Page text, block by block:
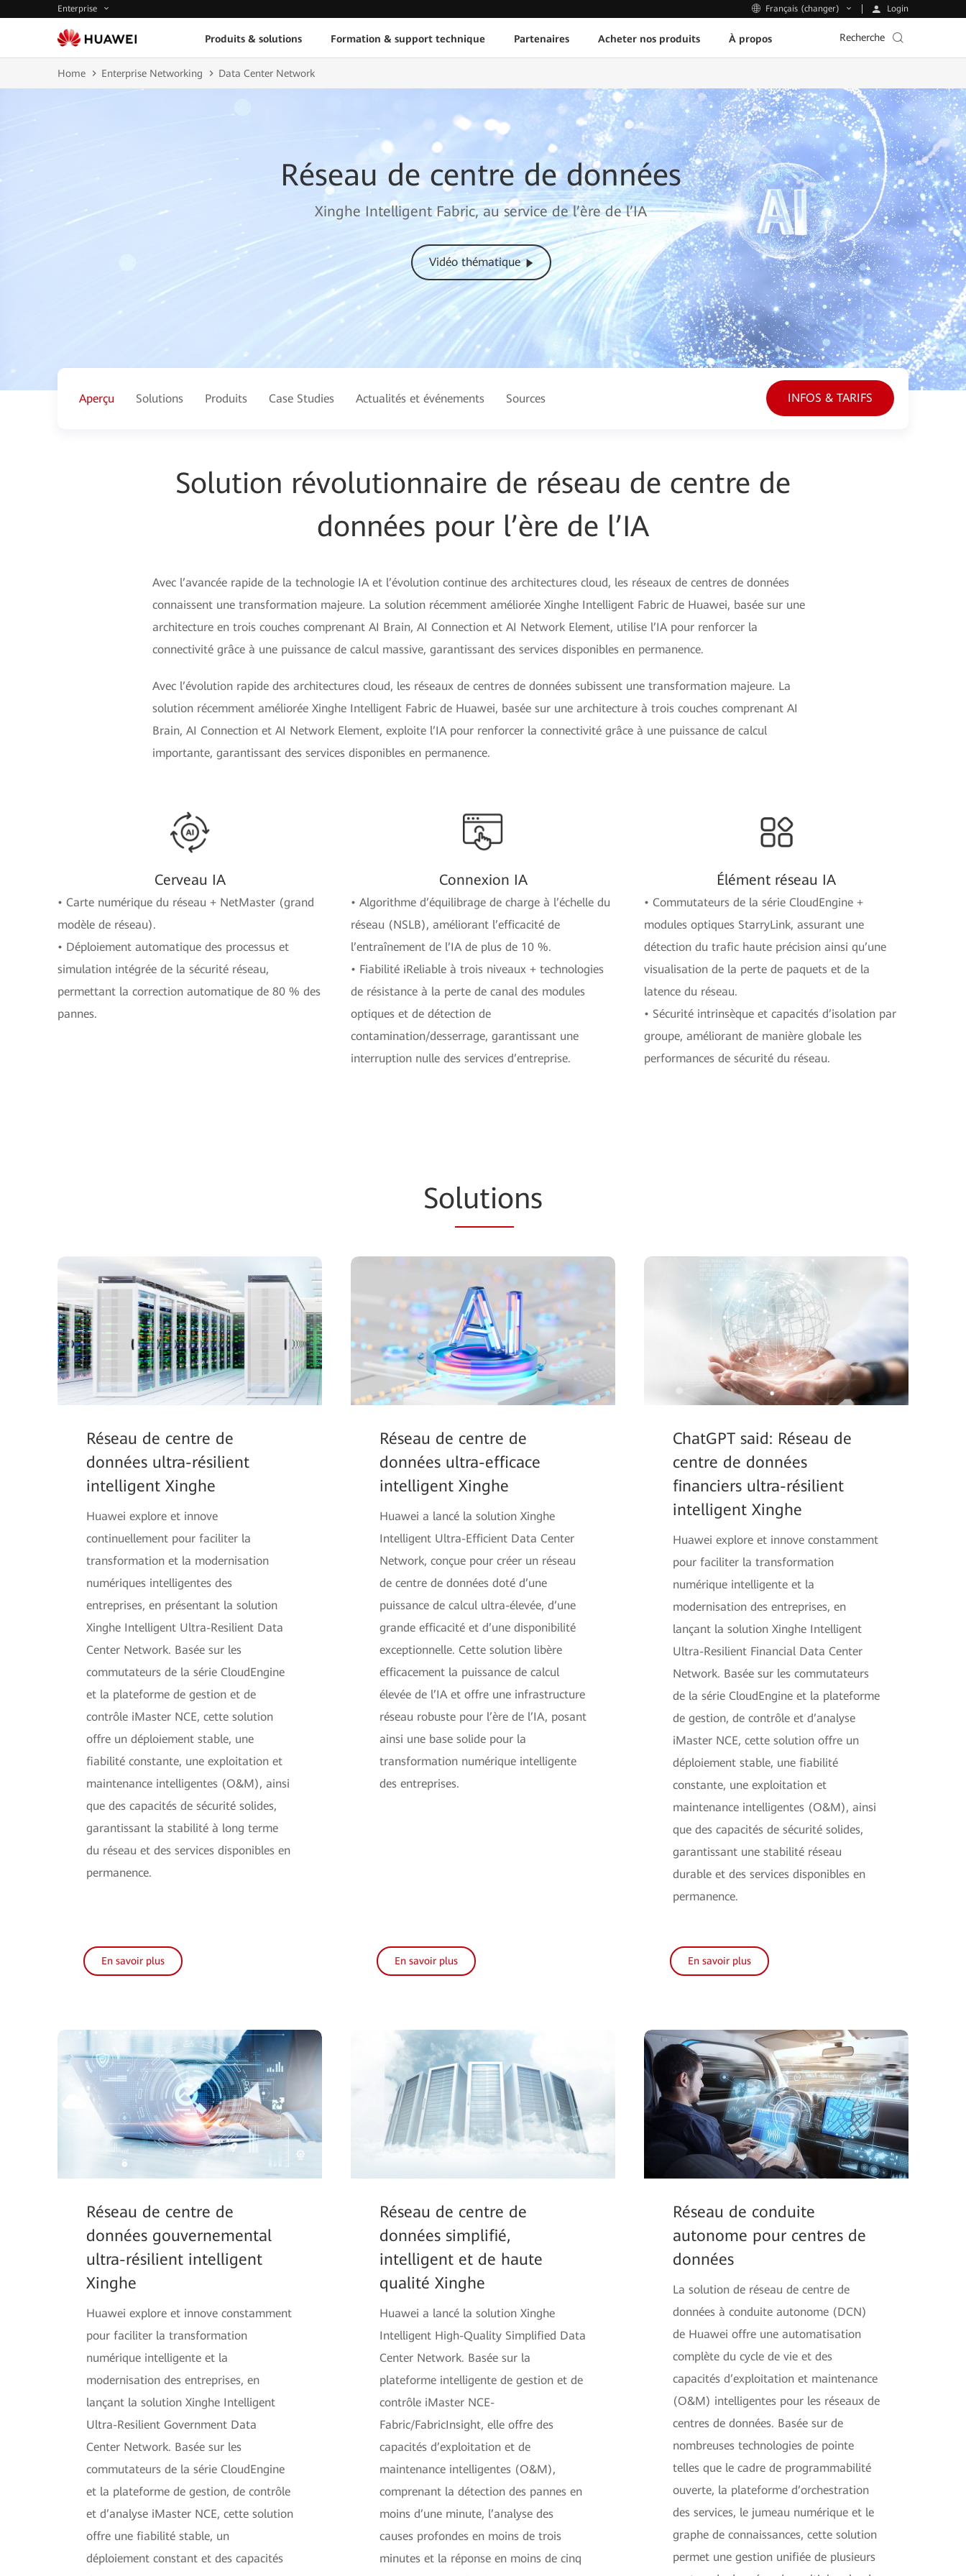
Enterprise Français (changer) Login
Produits & solutions Formation & support technique Partenaires Acheter nos produits À propos Recherche
Home Enterprise Networking Data Center Network
Réseau de centre de données
Xinghe Intelligent Fabric, au service de l’ère de l’IA
Vidéo thématique
Aperçu Solutions Produits Case Studies Actualités et événements Sources INFOS & TARIFS
Solution révolutionnaire de réseau de centre de
données pour l’ère de l’IA
Avec l’avancée rapide de la technologie IA et l’évolution continue des architectures cloud, les réseaux de centres de données
connaissent une transformation majeure. La solution récemment améliorée Xinghe Intelligent Fabric de Huawei, basée sur une
architecture en trois couches comprenant AI Brain, AI Connection et AI Network Element, utilise l’IA pour renforcer la
connectivité grâce à une puissance de calcul massive, garantissant des services disponibles en permanence.
Avec l’évolution rapide des architectures cloud, les réseaux de centres de données subissent une transformation majeure. La
solution récemment améliorée Xinghe Intelligent Fabric de Huawei, basée sur une architecture à trois couches comprenant AI
Brain, AI Connection et AI Network Element, exploite l’IA pour renforcer la connectivité grâce à une puissance de calcul
importante, garantissant des services disponibles en permanence.
Cerveau IA
• Carte numérique du réseau + NetMaster (grand
modèle de réseau).
• Déploiement automatique des processus et
simulation intégrée de la sécurité réseau,
permettant la correction automatique de 80 % des
pannes.
Connexion IA
• Algorithme d’équilibrage de charge à l’échelle du
réseau (NSLB), améliorant l’efficacité de
l’entraînement de l’IA de plus de 10 %.
• Fiabilité iReliable à trois niveaux + technologies
de résistance à la perte de canal des modules
optiques et de détection de
contamination/desserrage, garantissant une
interruption nulle des services d’entreprise.
Élément réseau IA
• Commutateurs de la série CloudEngine +
modules optiques StarryLink, assurant une
détection du trafic haute précision ainsi qu’une
visualisation de la perte de paquets et de la
latence du réseau.
• Sécurité intrinsèque et capacités d’isolation par
groupe, améliorant de manière globale les
performances de sécurité du réseau.
Solutions
Réseau de centre de
données ultra-résilient
intelligent Xinghe
Huawei explore et innove
continuellement pour faciliter la
transformation et la modernisation
numériques intelligentes des
entreprises, en présentant la solution
Xinghe Intelligent Ultra-Resilient Data
Center Network. Basée sur les
commutateurs de la série CloudEngine
et la plateforme de gestion et de
contrôle iMaster NCE, cette solution
offre un déploiement stable, une
fiabilité constante, une exploitation et
maintenance intelligentes (O&M), ainsi
que des capacités de sécurité solides,
garantissant la stabilité à long terme
du réseau et des services disponibles en
permanence.
En savoir plus
Réseau de centre de
données ultra-efficace
intelligent Xinghe
Huawei a lancé la solution Xinghe
Intelligent Ultra-Efficient Data Center
Network, conçue pour créer un réseau
de centre de données doté d’une
puissance de calcul ultra-élevée, d’une
grande efficacité et d’une disponibilité
exceptionnelle. Cette solution libère
efficacement la puissance de calcul
élevée de l’IA et offre une infrastructure
réseau robuste pour l’ère de l’IA, posant
ainsi une base solide pour la
transformation numérique intelligente
des entreprises.
En savoir plus
ChatGPT said: Réseau de
centre de données
financiers ultra-résilient
intelligent Xinghe
Huawei explore et innove constamment
pour faciliter la transformation
numérique intelligente et la
modernisation des entreprises, en
lançant la solution Xinghe Intelligent
Ultra-Resilient Financial Data Center
Network. Basée sur les commutateurs
de la série CloudEngine et la plateforme
de gestion, de contrôle et d’analyse
iMaster NCE, cette solution offre un
déploiement stable, une fiabilité
constante, une exploitation et
maintenance intelligentes (O&M), ainsi
que des capacités de sécurité solides,
garantissant une stabilité réseau
durable et des services disponibles en
permanence.
En savoir plus
Réseau de centre de
données gouvernemental
ultra-résilient intelligent
Xinghe
Huawei explore et innove constamment
pour faciliter la transformation
numérique intelligente et la
modernisation des entreprises, en
lançant la solution Xinghe Intelligent
Ultra-Resilient Government Data
Center Network. Basée sur les
commutateurs de la série CloudEngine
et la plateforme de gestion, de contrôle
et d’analyse iMaster NCE, cette solution
offre une fiabilité stable, un
déploiement constant et des capacités
Réseau de centre de
données simplifié,
intelligent et de haute
qualité Xinghe
Huawei a lancé la solution Xinghe
Intelligent High-Quality Simplified Data
Center Network. Basée sur la
plateforme intelligente de gestion et de
contrôle iMaster NCE-
Fabric/FabricInsight, elle offre des
capacités d’exploitation et de
maintenance intelligentes (O&M),
comprenant la détection des pannes en
moins d’une minute, l’analyse des
causes profondes en moins de trois
minutes et la réponse en moins de cinq
Réseau de conduite
autonome pour centres de
données
La solution de réseau de centre de
données à conduite autonome (DCN)
de Huawei offre une automatisation
complète du cycle de vie et des
capacités d’exploitation et maintenance
(O&M) intelligentes pour les réseaux de
centres de données. Basée sur de
nombreuses technologies de pointe
telles que le cadre de programmabilité
ouverte, la plateforme d’orchestration
des services, le jumeau numérique et le
graphe de connaissances, cette solution
permet une gestion unifiée de plusieurs